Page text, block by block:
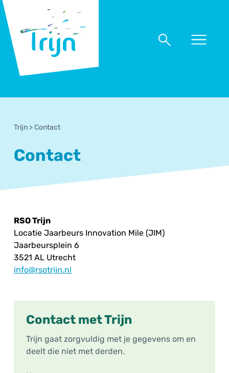
Trijn
Naar
Naar
Trijn > Contact
Contact
RSO Trijn
Locatie Jaarbeurs Innovation Mile (JIM)
Jaarbeursplein 6
3521 AL Utrecht
info@rsotrijn.nl
Contact met Trijn
Trijn gaat zorgvuldig met je gegevens om en
deelt die niet met derden.